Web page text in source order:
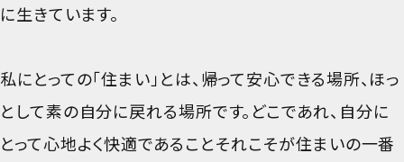
に生きています。
私にとっての「住まい」とは、帰って安心できる場所、ほっ
として素の自分に戻れる場所です。どこであれ、自分に
とって心地よく快適であること――それこそが住まいの一番